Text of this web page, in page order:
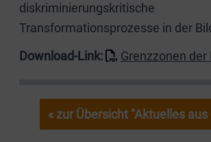
diskriminierungskritische
Transformationsprozesse in der
Download-Link:
Grenzzonen der
« zur Übersicht "Aktuelles